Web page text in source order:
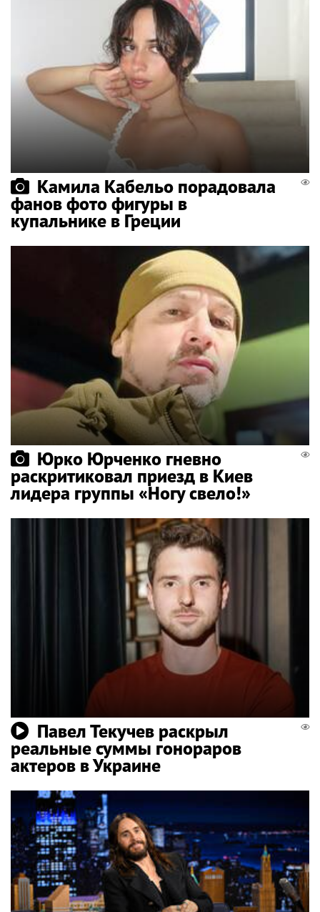
Камила Кабельо порадовала
фанов фото фигуры в
купальнике в Греции
Юрко Юрченко гневно
раскритиковал приезд в Киев
лидера группы «Ногу свело!»
Павел Текучев раскрыл
реальные суммы гонораров
актеров в Украине